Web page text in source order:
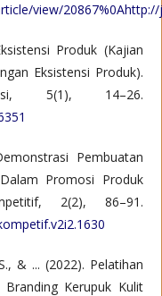
view/
Produk (Kajian
Eksistensi Produk).
5(1), 14–26.
Pembuatan
Promosi Produk
2(2), 86–91.
& ... (2022). Pelatihan
Kerupuk Kulit